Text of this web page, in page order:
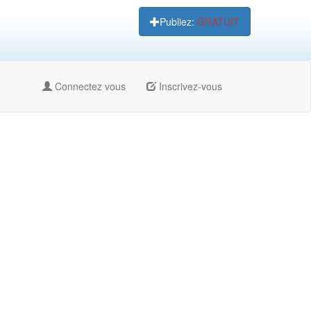
Publiez: GRATUIT
Connectez vous Inscrivez-vous